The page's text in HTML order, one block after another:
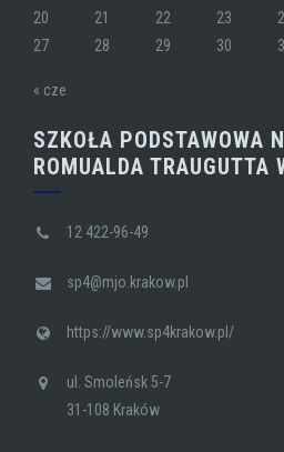
20
21 22 23
27
28 29 30
« cze
SZKOŁA PODSTAWOWA
ROMUALDA TRAUGUTTA
12 422-96-49
sp4@mjo.krakow.pl
https://www.sp4krakow.pl/
ul. Smoleńsk 5-7
31-108 Kraków